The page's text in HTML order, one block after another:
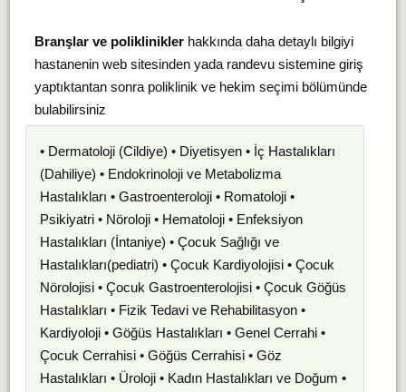
Branşlar ve polikliniklerhakkında daha detaylı bilgiyi
hastanenin web sitesinden yada randevu sistemine giriş
yaptıktantan sonra poliklinik ve hekim seçimi bölümünde
bulabilirsiniz
• Dermatoloji (Cildiye) • Diyetisyen • İç Hastalıkları
(Dahiliye) • Endokrinoloji ve Metabolizma
Hastalıkları • Gastroenteroloji • Romatoloji •
Psikiyatri • Nöroloji • Hematoloji • Enfeksiyon
Hastalıkları (İntaniye) • Çocuk Sağlığı ve
Hastalıkları(pediatri) • Çocuk Kardiyolojisi • Çocuk
Nörolojisi • Çocuk Gastroenterolojisi • Çocuk Göğüs
Hastalıkları • Fizik Tedavi ve Rehabilitasyon •
Kardiyoloji • Göğüs Hastalıkları • Genel Cerrahi •
Çocuk Cerrahisi • Göğüs Cerrahisi • Göz
Hastalıkları • Üroloji • Kadın Hastalıkları ve Doğum •